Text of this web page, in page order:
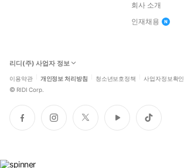
회사 소개
인재채용
리디(주) 사업자 정보
이용약관 개인정보 처리방침 청소년보호정책 사업자정보확인
© RIDI Corp.
페
이
인
스
트
위
유
튜
틱
톡